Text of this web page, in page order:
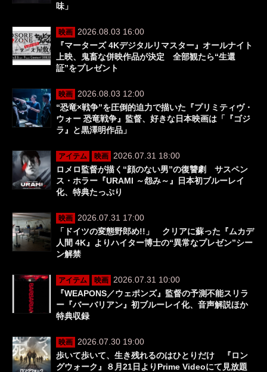
味」
映画
2026.08.03 16:00
『マーターズ 4Kデジタルリマスター』オールナイト
上映、鬼畜な併映作品が決定 全部観たら“生還
証”をプレゼント
映画
2026.08.03 12:00
“恐竜×戦争”を圧倒的迫力で描いた『プリミティヴ・
ウォー 恐竜戦争』監督、好きな日本映画は「『ゴジ
ラ』と黒澤明作品」
アイテム 映画
2026.07.31 18:00
ロメロ監督が描く“顔のない男”の復讐劇 サスペン
ス・ホラー『URAMI ～怨み～』日本初ブルーレイ
化、特典たっぷり
映画
2026.07.31 17:00
「ドイツの変態野郎め!!」 クリアに蘇った『ムカデ
人間 4K』よりハイター博士の“異常なプレゼン”シー
ン解禁
アイテム 映画
2026.07.31 10:00
『WEAPONS／ウェポンズ』監督の予測不能スリラ
ー『バーバリアン』初ブルーレイ化、音声解説ほか
特典収録
映画
2026.07.30 19:00
歩いて歩いて、生き残れるのはひとりだけ 『ロン
グウォーク』８月21日よりPrime Videoにて見放題